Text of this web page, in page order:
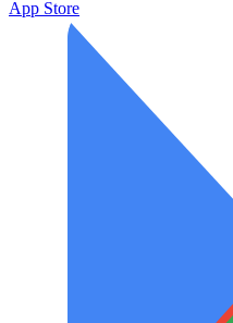
App Store